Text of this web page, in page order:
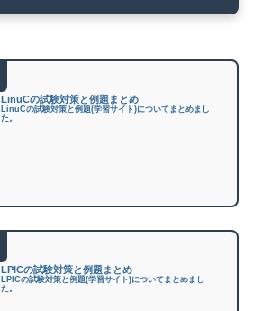
LinuCの試験対策と例題まとめ
LinuCの試験対策と例題(学習サイト)についてまとめまし
た。
LPICの試験対策と例題まとめ
LPICの試験対策と例題(学習サイト)についてまとめまし
た。